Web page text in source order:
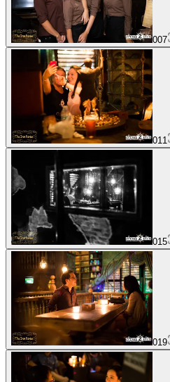
007
011
015
019